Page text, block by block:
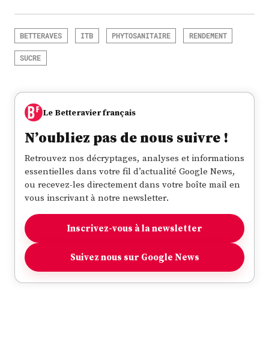
BETTERAVES ITB PHYTOSANITAIRE RENDEMENT
SUCRE
Le Betteravier français
N’oubliez pas de nous suivre !
Retrouvez nos décryptages, analyses et informations
essentielles dans votre fil d’actualité Google News,
ou recevez-les directement dans votre boîte mail en
vous inscrivant à notre newsletter.
Inscrivez-vous à la newsletter
Suivez nous sur Google News